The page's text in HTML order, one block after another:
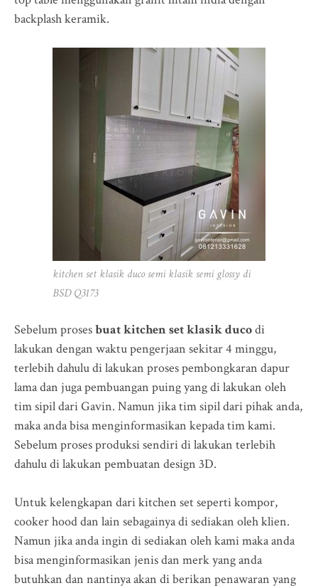
backplash keramik.
kitchen set klasik duco semi klasik semi glossy di
BSD Q3173
Sebelum prosesbuat kitchen set klasik ducodi
lakukan dengan waktu pengerjaan sekitar 4 minggu,
terlebih dahulu di lakukan proses pembongkaran dapur
lama dan juga pembuangan puing yang di lakukan oleh
tim sipil dari Gavin. Namun jika tim sipil dari pihak anda,
maka anda bisa menginformasikan kepada tim kami.
Sebelum proses produksi sendiri di lakukan terlebih
dahulu di lakukan pembuatan design 3D.
Untuk kelengkapan dari kitchen set seperti kompor,
cooker hood dan lain sebagainya di sediakan oleh klien.
Namun jika anda ingin di sediakan oleh kami maka anda
bisa menginformasikan jenis dan merk yang anda
butuhkan dan nantinya akan di berikan penawaran yang